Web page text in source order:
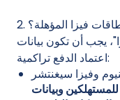
فيزا المؤهلة؟
يجب أن تكون بيانات
اعتماد الدفع تراكمية:
وفيزا سيغنتشر
للمستهلكين وبيانات